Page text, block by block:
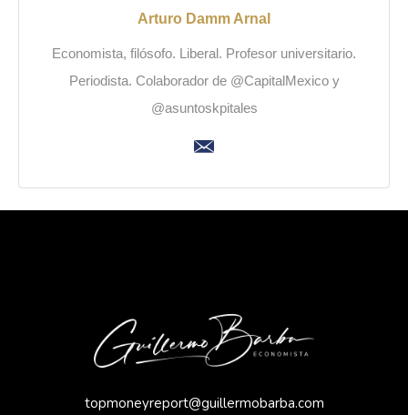
Arturo Damm Arnal
Economista, filósofo. Liberal. Profesor universitario.
Periodista. Colaborador de @CapitalMexico y
@asuntoskpitales
topmoneyreport@guillermobarba.com